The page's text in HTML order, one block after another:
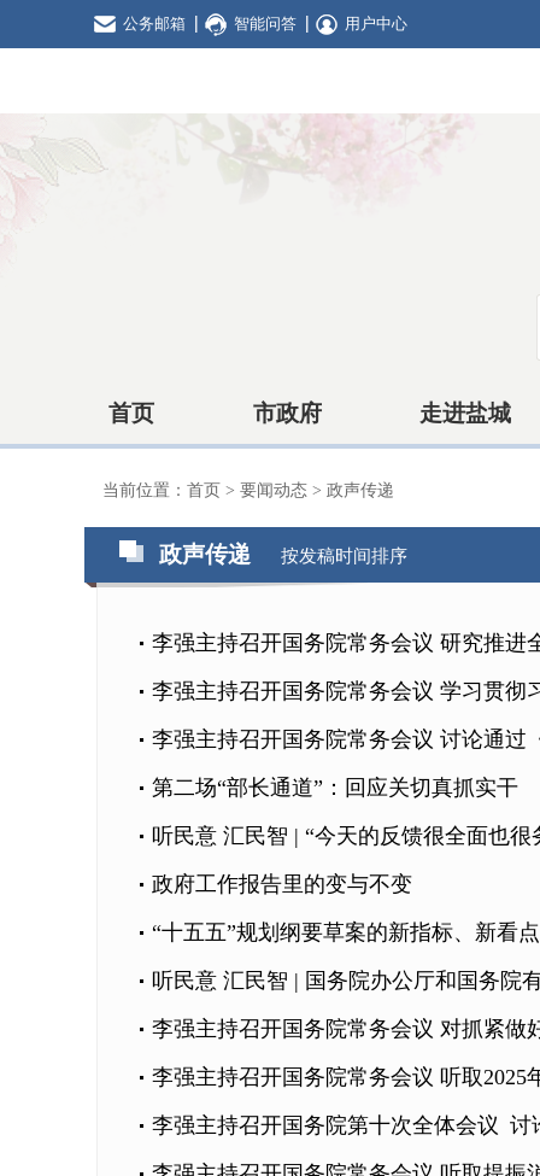
公务邮箱 智能问答 用户中心
首页 市政府 走进盐城
当前位置： 首页 > 要闻动态 > 政声传递
政声传递 按发稿时间排序
李强主持召开国务院常务会议 研究推进
李强主持召开国务院常务会议 学习贯彻
李强主持召开国务院常务会议 讨论通过
第二场“部长通道”：回应关切真抓实干
听民意 汇民智 | “今天的反馈很全面也
政府工作报告里的变与不变
“十五五”规划纲要草案的新指标、新看点
听民意 汇民智 | 国务院办公厅和国务院
李强主持召开国务院常务会议 对抓紧做
李强主持召开国务院常务会议 听取
李强主持召开国务院第十次全体会议 讨